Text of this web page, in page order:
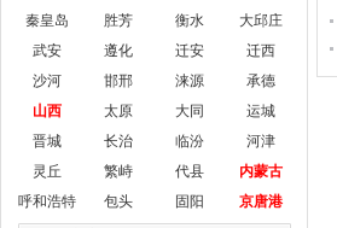
秦皇岛
胜芳 衡水
大邱庄
武安
遵化 迁安
迁西
沙河
邯邢 涞源
承德
山西
太原 大同
运城
晋城
长治 临汾
河津
灵丘
繁峙 代县
内蒙古
呼和浩特
包头 固阳 京唐港